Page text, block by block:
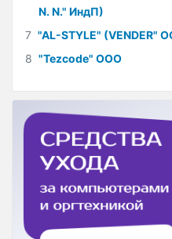
N. N." ИндП)
7 "AL-STYLE" (VENDER"
8 "Tezcode" ООО